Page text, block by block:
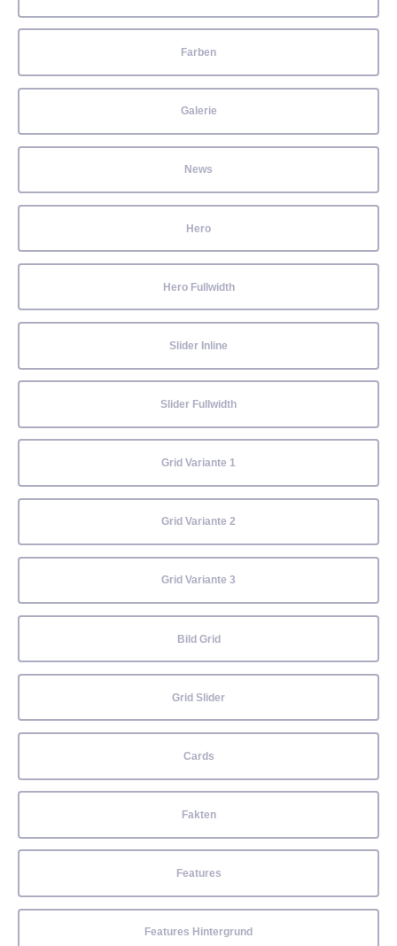
Farben
Galerie
News
Hero
Hero Fullwidth
Slider Inline
Slider Fullwidth
Grid Variante 1
Grid Variante 2
Grid Variante 3
Bild Grid
Grid Slider
Cards
Fakten
Features
Features Hintergrund